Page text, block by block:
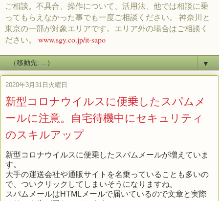
ご相談。不具合、操作について、活用法、他では相談に乗
ってもらえなかった事でも一度ご相談ください。 神奈川と
東京の一部が対象エリアです。エリア外の場合はご相談く
ださい。 www.sgy.co.jp/it-sapo
▼
2020年3月31日火曜日
新型コロナウイルスに便乗したスパムメ
ールに注意。自宅待機中にセキュリティ
のスキルアップ
新型コロナウイルスに便乗したスパムメールが増えていま
す。
大手の運送会社や通販サイトを名乗っていることも多いの
で、ついクリックしてしまいそうになりますね。
スパムメールはHTMLメールで届いているので文章と実際